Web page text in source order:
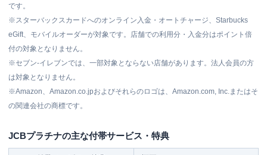
です。
※スターバックスカードへのオンライン入金・オートチャージ、Starbucks
eGift、モバイルオーダーが対象です。店舗での利用分・入金分はポイント倍
付の対象となりません。
※セブン‐イレブンでは、一部対象とならない店舗があります。法人会員の方
は対象となりません。
※Amazon、Amazon.co.jpおよびそれらのロゴは、Amazon.com, Inc.またはそ
の関連会社の商標です。
JCBプラチナの主な付帯サービス・特典